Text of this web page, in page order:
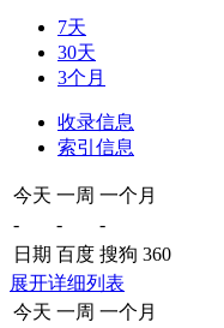
7天
30天
3个月
收录信息
索引信息
今天 一周 一个月
-
-
-
日期 百度 搜狗 360
展开详细列表
今天 一周 一个月